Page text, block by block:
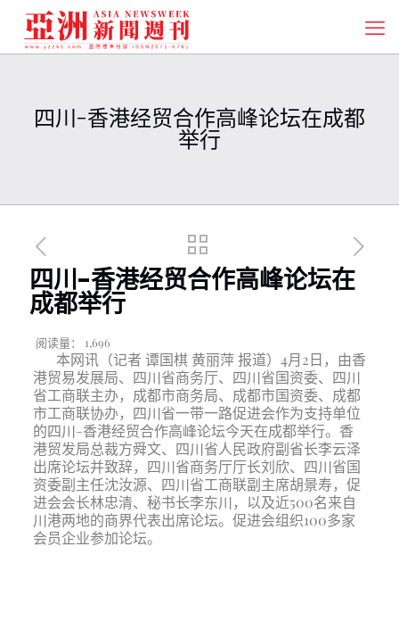
四川-香港经贸合作高峰论坛在成都
举行
四川-香港经贸合作高峰论坛在
成都举行
阅读量： 1,696
本网讯（记者 谭国棋 黄丽萍 报道）4月2日，由香
港贸易发展局、四川省商务厅、四川省国资委、四川
省工商联主办，成都市商务局、成都市国资委、成都
市工商联协办，四川省一带一路促进会作为支持单位
的四川-香港经贸合作高峰论坛今天在成都举行。香
港贸发局总裁方舜文、四川省人民政府副省长李云泽
出席论坛并致辞，四川省商务厅厅长刘欣、四川省国
资委副主任沈汝源、四川省工商联副主席胡景寿，促
进会会长林忠清、秘书长李东川，以及近500名来自
川港两地的商界代表出席论坛。促进会组织100多家
会员企业参加论坛。